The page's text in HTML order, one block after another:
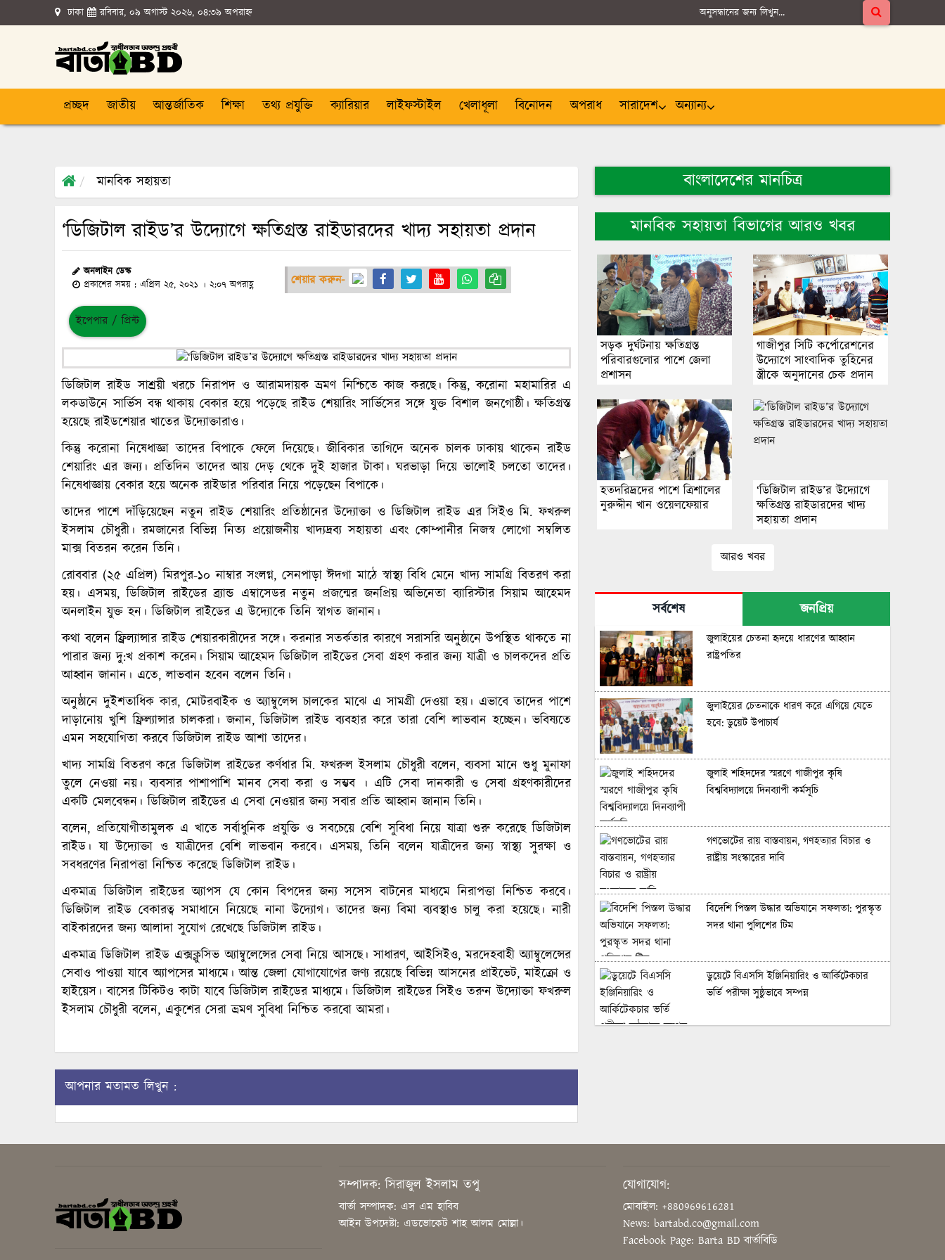
ঢাকা রবিবার, ০৯ অগাস্ট ২০২৬, ০৪:৩৯ অপরাহ্ন
প্রচ্ছদ জাতীয় আন্তর্জাতিক শিক্ষা তথ্য প্রযুক্তি ক্যারিয়ার লাইফস্টাইল খেলাধূলা বিনোদন অপরাধ সারাদেশ অন্যান্য
মানবিক সহায়তা
‘ডিজিটাল রাইড’র উদ্যোগে ক্ষতিগ্রস্ত রাইডারদের খাদ্য সহায়তা প্রদান
অনলাইন ডেস্ক
প্রকাশের সময় : এপ্রিল ২৫, ২০২১ । ২:০৭ অপরাহ্ণ
শেয়ার করুন-
ইপেপার / প্রিন্ট
ডিজিটাল রাইড সাশ্রয়ী খরচে নিরাপদ ও আরামদায়ক ভ্রমণ নিশ্চিতে কাজ করছে। কিন্তু, করোনা মহামারির এ
লকডাউনে সার্ভিস বন্ধ থাকায় বেকার হয়ে পড়েছে রাইড শেয়ারিং সার্ভিসের সঙ্গে যুক্ত বিশাল জনগোষ্ঠী। ক্ষতিগ্রস্ত
হয়েছে রাইডশেয়ার খাতের উদ্যোক্তারাও।
কিন্তু করোনা নিষেধাজ্ঞা তাদের বিপাকে ফেলে দিয়েছে। জীবিকার তাগিদে অনেক চালক ঢাকায় থাকেন রাইড
শেয়ারিং এর জন্য। প্রতিদিন তাদের আয় দেড় থেকে দুই হাজার টাকা। ঘরভাড়া দিয়ে ভালোই চলতো তাদের।
নিষেধাজ্ঞায় বেকার হয়ে অনেক রাইডার পরিবার নিয়ে পড়েছেন বিপাকে।
তাদের পাশে দাঁড়িয়েছেন নতুন রাইড শেয়ারিং প্রতিষ্ঠানের উদ্যোক্তা ও ডিজিটাল রাইড এর সিইও মি. ফখরুল
ইসলাম চৌধুরী। রমজানের বিভিন্ন নিত্য প্রয়োজনীয় খাদ্যদ্রব্য সহায়তা এবং কোম্পানীর নিজস্ব লোগো সম্বলিত
মাক্স বিতরন করেন তিনি।
রোববার (২৫ এপ্রিল) মিরপুর-১০ নাম্বার সংলগ্ন, সেনপাড়া ঈদগা মাঠে স্বাস্থ্য বিধি মেনে খাদ্য সামগ্রি বিতরণ করা
হয়। এসময়, ডিজিটাল রাইডের ব্র্যান্ড এম্বাসেডর নতুন প্রজন্মের জনপ্রিয় অভিনেতা ব্যারিস্টার সিয়াম আহেমদ
অনলাইন যুক্ত হন। ডিজিটাল রাইডের এ উদ্যোকে তিনি স্বাগত জানান।
কথা বলেন ফ্রিল্যান্সার রাইড শেয়ারকারীদের সঙ্গে। করনার সতর্কতার কারণে সরাসরি অনু্ষ্ঠানে উপস্থিত থাকতে না
পারার জন্য দু:খ প্রকাশ করেন। সিয়াম আহেমদ ডিজিটাল রাইডের সেবা গ্রহণ করার জন্য যাত্রী ও চালকদের প্রতি
আহ্বান জানান। এতে, লাভবান হবেন বলেন তিনি।
অনুষ্ঠানে দুইশতাধিক কার, মোটরবাইক ও অ্যাম্বুলেন্স চালকের মাঝে এ সামগ্রী দেওয়া হয়। এভাবে তাদের পাশে
দাড়ানোয় খুশি ফ্রিল্যান্সার চালকরা। জনান, ডিজিটাল রাইড ব্যবহার করে তারা বেশি লাভবান হচ্ছেন। ভবিষ্যতে
এমন সহযোগিতা করবে ডিজিটাল রাইড আশা তাদের।
খাদ্য সামগ্রি বিতরণ করে ডিজিটাল রাইডের কর্ণধার মি. ফখরুল ইসলাম চৌধুরী বলেন, ব্যবসা মানে শুধু মুনাফা
তুলে নেওয়া নয়। ব্যবসার পাশাপাশি মানব সেবা করা ও সম্ভব । এটি সেবা দানকারী ও সেবা গ্রহণকারীদের
একটি মেলবেন্ধন। ডিজিটাল রাইডের এ সেবা নেওয়ার জন্য সবার প্রতি আহ্বান জানান তিনি।
বলেন, প্রতিযোগীতামুলক এ খাতে সর্বাধুনিক প্রযুক্তি ও সবচেয়ে বেশি সুবিধা নিয়ে যাত্রা শুরু করেছে ডিজিটাল
রাইড। যা উদ্যোক্তা ও যাত্রীদের বেশি লাভবান করবে। এসময়, তিনি বলেন যাত্রীদের জন্য স্বাস্থ্য সুরক্ষা ও
সবধরণের নিরাপত্তা নিশ্চিত করেছে ডিজিটাল রাইড।
একমাত্র ডিজিটাল রাইডের অ্যাপস যে কোন বিপদের জন্য সসেস বাটনের মাধ্যমে নিরাপত্তা নিশ্চিত করবে।
ডিজিটাল রাইড বেকারত্ব সমাধানে নিয়েছে নানা উদ্যোগ। তাদের জন্য বিমা ব্যবস্থাও চালু করা হয়েছে। নারী
বাইকারদের জন্য আলাদা সুযোগ রেখেছে ডিজিটাল রাইড।
একমাত্র ডিজিটাল রাইড এক্সক্লুসিভ অ্যাম্বুলেন্সের সেবা নিয়ে আসছে। সাধারণ, আইসিইও, মরদেহবাহী অ্যাম্বুলেন্সের
সেবাও পাওয়া যাবে অ্যাপসের মাধ্যমে। আন্ত জেলা যোগাযোগের জণ্য রয়েছে বিভিন্ন আসনের প্রাইভেট, মাইক্রো ও
হাইয়েস। বাসের টিকিটও কাটা যাবে ডিজিটাল রাইডের মাধ্যমে। ডিজিটাল রাইডের সিইও তরুন উদ্যোক্তা ফখরুল
ইসলাম চৌধুরী বলেন, একুশের সেরা ভ্রমণ সুবিধা নিশ্চিত করবো আমরা।
আপনার মতামত লিখুন :
বাংলাদেশের মানচিত্র
মানবিক সহায়তা বিভাগের আরও খবর
সড়ক দুর্ঘটনায় ক্ষতিগ্রস্ত
পরিবারগুলোর পাশে জেলা
প্রশাসন
গাজীপুর সিটি কর্পোরেশনের
উদ্যোগে সাংবাদিক তুহিনের
স্ত্রীকে অনুদানের চেক প্রদান
হতদরিদ্রদের পাশে ত্রিশালের
নুরুদ্দীন খান ওয়েলফেয়ার
‘ডিজিটাল রাইড’র উদ্যোগে
ক্ষতিগ্রস্ত রাইডারদের খাদ্য
সহায়তা প্রদান
আরও খবর
সর্বশেষ জনপ্রিয়
জুলাইয়ের চেতনা হৃদয়ে ধারণের আহ্বান
রাষ্ট্রপতির
জুলাইয়ের চেতনাকে ধারণ করে এগিয়ে যেতে
হবে: ডুয়েট উপাচার্য
জুলাই শহিদদের স্মরণে গাজীপুর কৃষি
বিশ্ববিদ্যালয়ে দিনব্যাপী কর্মসূচি
গণভোটের রায় বাস্তবায়ন, গণহত্যার বিচার ও
রাষ্ট্রীয় সংস্কারের দাবি
বিদেশি পিস্তল উদ্ধার অভিযানে সফলতা: পুরস্কৃত
সদর থানা পুলিশের টিম
ডুয়েটে বিএসসি ইঞ্জিনিয়ারিং ও আর্কিটেকচার
ভর্তি পরীক্ষা সুষ্ঠুভাবে সম্পন্ন
সাংবাদিককে হয়রানির অভিযোগ, নিরপেক্ষ তদন্ত
সম্পাদক: সিরাজুল ইসলাম তপু
বার্তা সম্পাদক: এস এম হাবিব
আইন উপদেষ্টা: এডভোকেট শাহ আলম মোল্লা।
যোগাযোগ:
মোবাইল: +880969616281
News: bartabd.co@gmail.com
Facebook Page: Barta BD বার্তাবিডি